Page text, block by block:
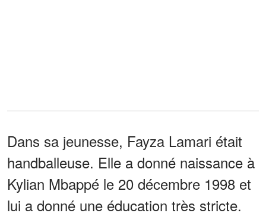
Dans sa jeunesse, Fayza Lamari était
handballeuse. Elle a donné naissance à
Kylian Mbappé le 20 décembre 1998 et
lui a donné une éducation très stricte.